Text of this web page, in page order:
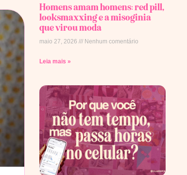
Homens amam homens: red pill,
looksmaxxing e a misoginia
que virou moda
maio 27, 2026 Nenhum comentário
Leia mais »